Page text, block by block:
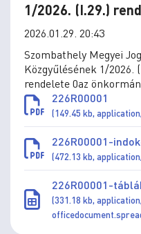
1/2026. (I.29.)
2026.01.29. 20:43
Szombathely Megyei
Közgyűlésének 1/2026.
rendelete 0az
költségvetéséről szóló
rendelet módosításáról
226R00001
(149.45 kb,
226R00001-
(472.13 kb,
226R00001-
(331.18 kb,